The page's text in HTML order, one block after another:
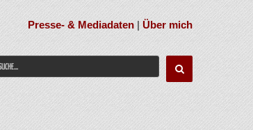
Presse- & Mediadaten |Über mich